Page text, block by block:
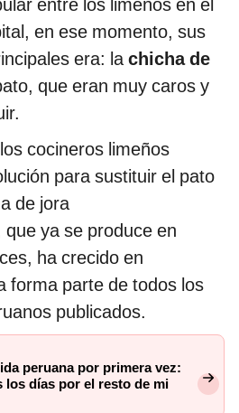
entre los limeños en el
en ese momento, sus
era: lachicha de
que eran muy caros y
cocineros limeños
para sustituir el pato
de jora
ya se produce en
ha crecido en
forma parte de todos los
publicados.
peruana por primera vez:
los días por el resto de mi